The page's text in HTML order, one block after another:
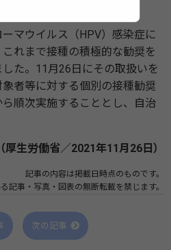
マウイルス（HPV）感染症に
れまで接種の積極的な勧奨を
た。11月26日にその取扱いを
者等に対する個別の接種勧奨
順次実施することとし、自治
（厚生労働省／2021年11月26日）
記事の内容は掲載日時点のものです。
記事・写真・図表の無断転載を禁じます。
次の記事